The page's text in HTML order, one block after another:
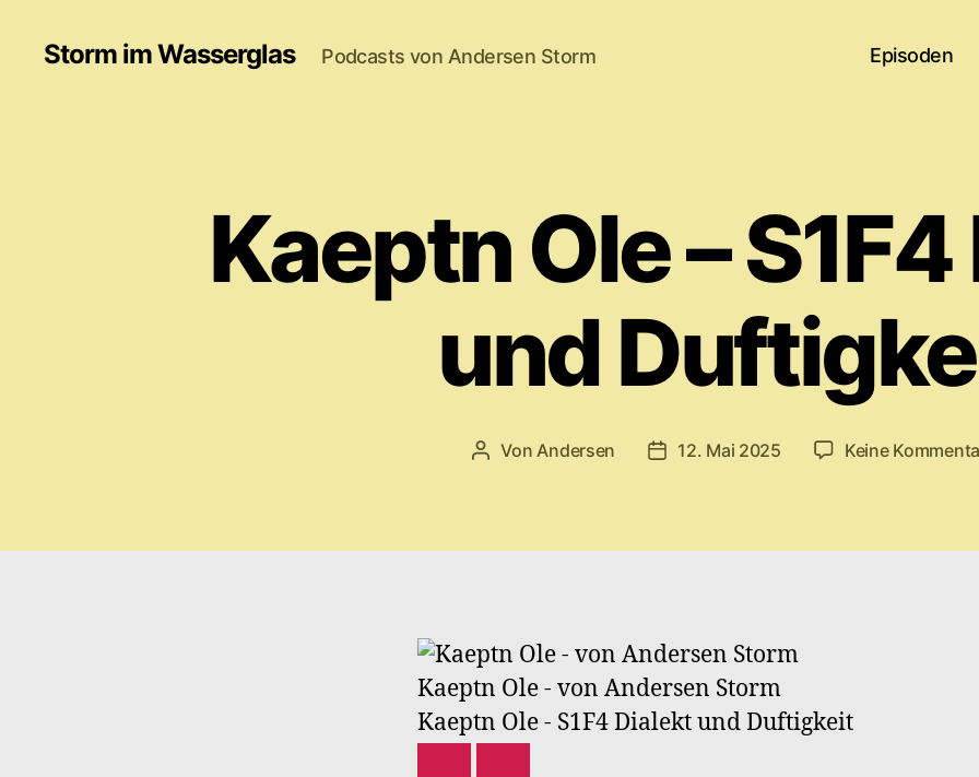
Storm im Wasserglas Podcasts von Andersen Storm Episoden
Kaeptn Ole –
und
Beitragsautor
VonAndersen Veröffentlichungsdatum
12. Mai 2025 Keine
Kaeptn Ole - von Andersen Storm
Kaeptn Ole - S1F4 Dialekt und Duftigkeit